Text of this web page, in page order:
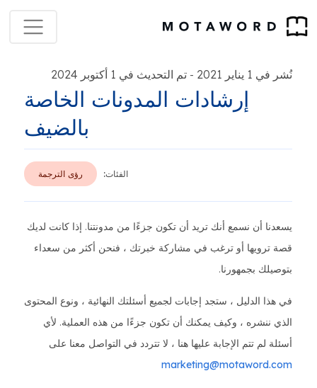
نُشر في 1 يناير 2021 - تم التحديث في 1 أكتوبر 2024
إرشادات المدونات الخاصة
بالضيف
الفئات: رؤى الترجمة
يسعدنا أن نسمع أنك تريد أن تكون جزءًا من مدونتنا. إذا كانت لديك
قصة ترويها أو ترغب في مشاركة خبرتك ، فنحن أكثر من سعداء
بتوصيلك بجمهورنا.
في هذا الدليل ، ستجد إجابات لجميع أسئلتك النهائية ، ونوع المحتوى
الذي ننشره ، وكيف يمكنك أن تكون جزءًا من هذه العملية. لأي
أسئلة لم تتم الإجابة عليها هنا ، لا تتردد في التواصل معنا على
marketing@motaword.com